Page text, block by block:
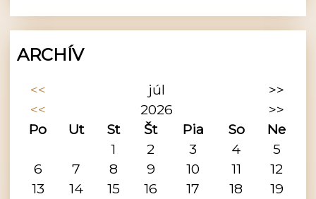
ARCHÍV
<< júl
>>
<<
2026
>>
Po
Ut St Št Pia So
Ne
1
2 3 4
5
6
7 8 9 10 11
12
13
14 15 16 17 18
19